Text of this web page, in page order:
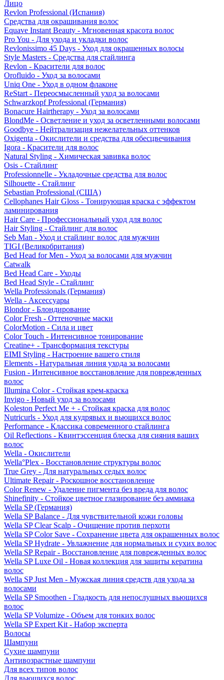
Лицо
Revlon Professional (Испания)
Средства для окрашивания волос
Equave Instant Beauty - Мгновенная красота волос
Pro You - Для ухода и укладки волос
Revlonissimo 45 Days - Уход для окрашенных волосы
Style Masters - Средства для стайлинга
Revlon - Красители для волос
Orofluido - Уход за волосами
Uniq One - Уход в одном флаконе
ReStart - Переосмысленный уход за волосами
Schwarzkopf Professional (Германия)
Bonacure Hairtherapy - Уход за волосами
BlondMe - Осветление и уход за осветленными волосами
Goodbye - Нейтрализация нежелательных оттенков
Oxigenta - Окислители и средства для обесцвечивания
Igora - Красители для волос
Natural Styling - Химическая завивка волос
Osis - Стайлинг
Professionnelle - Укладочные средства для волос
Silhouette - Стайлинг
Sebastian Professional (США)
Cellophanes Hair Gloss - Тонирующая краска с эффектом
ламинирования
Hair Care - Профессиональный уход для волос
Hair Styling - Стайлинг для волос
Seb Man - Уход и стайлинг волос для мужчин
TIGI (Великобритания)
Bed Head for Men - Уход за волосами для мужчин
Catwalk
Bed Head Care - Уходы
Bed Head Style - Стайлинг
Wella Professionals (Германия)
Wella - Аксессуары
Blondor - Блондирование
Color Fresh - Оттеночные маски
ColorMotion - Сила и цвет
Color Touch - Интенсивное тонирование
Creatine+ - Трансформация текстуры
EIMI Styling - Настроение вашего стиля
Elements - Натуральная линия ухода за волосами
Fusion - Интенсивное восстановление для поврежденных
волос
Illumina Color - Стойкая крем-краска
Invigo - Новый уход за волосами
Koleston Perfect Me + - Стойкая краска для волос
Nutricurls - Уход для кудрявых и вьющихся волос
Performance - Классика современного стайлинга
Oil Reflections - Квинтэссенция блеска для сияния ваших
волос
Wella - Окислители
Wella°Plex - Восстановление структуры волос
True Grey - Для натуральных седых волос
Ultimate Repair - Роскошное восстановление
Color Renew - Удаление пигмента без вреда для волос
Shinefinity - Стойкое цветное глазирование без аммиака
Wella SP (Германия)
Wella SP Balance - Для чувствительной кожи головы
Wella SP Clear Scalp - Очищение против перхоти
Wella SP Color Save - Сохранение цвета для окрашенных волос
Wella SP Hydrate - Увлажнение для нормальных и сухих волос
Wella SP Repair - Восстановление для поврежденных волос
Wella SP Luxe Oil - Новая коллекция для защиты кератина
волос
Wella SP Just Men - Мужская линия средств для ухода за
волосами
Wella SP Smoothen - Гладкость для непослушных вьющихся
волос
Wella SP Volumize - Объем для тонких волос
Wella SP Expert Kit - Набор эксперта
Волосы
Шампуни
Сухие шампуни
Антивозрастные шампуни
Для всех типов волос
Для вьющихся волос